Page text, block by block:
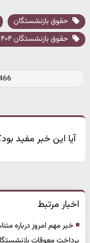
حقوق بازنشستگان
حقوق بازنشستگان ۱۴۰۴
آیا این خبر مفید
اخبار مرتبط
خبر مهم امروز درباره
پرداخت معوقات